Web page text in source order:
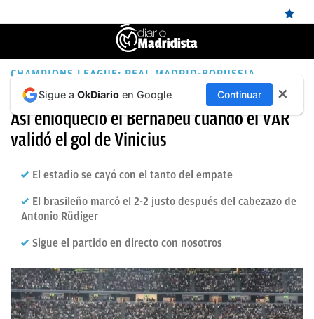
ÚLTIMAS
NOTICIAS
REAL
MADRID
BALONCESTO
CANTERA
FEMENINO
PAPARAZZI
CHAMPIONS LEAGUE: REAL MADRID-BORUSSIA
DORTMUND
Así enloqueció el Bernabéu cuando el VAR
validó el gol de Vinicius
El estadio se cayó con el tanto del empate
El brasileño marcó el 2-2 justo después del cabezazo de
Antonio Rüdiger
Sigue el partido en directo con nosotros
Sigue a OkDiario en Google Continuar ✕